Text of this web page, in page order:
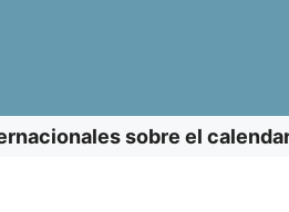
sobre el